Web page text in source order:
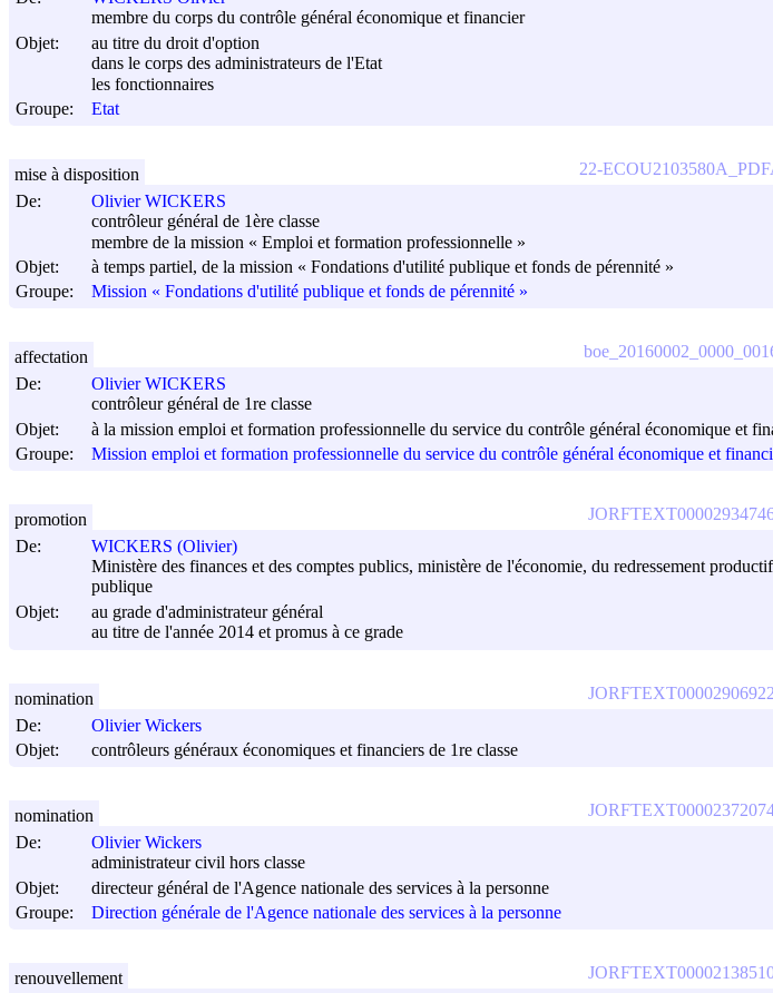
membre du corps du contrôle général économique et financier
Objet:
au titre du droit d'option
dans le corps des administrateurs de l'Etat
les fonctionnaires
Groupe:
Etat
De:
Olivier WICKERS
contrôleur général de 1ère classe
membre de la mission « Emploi et formation professionnelle »
Objet:
à temps partiel, de la mission « Fondations d'utilité publique et fonds de pérennité »
Groupe:
Mission « Fondations d'utilité publique et fonds de pérennité »
22-
mise à disposition
De:
Olivier WICKERS
contrôleur général de 1re classe
Objet:
à la mission emploi et formation professionnelle du service du contrôle général économique et
Groupe:
Mission emploi et formation professionnelle du service du contrôle général économique et
affectation
De:
WICKERS (Olivier)
Ministère des finances et des comptes publics, ministère de l'économie, du redressement
publique
Objet:
au grade d'administrateur général
au titre de l'année 2014 et promus à ce grade
promotion
De:
Olivier Wickers
Objet:
contrôleurs généraux économiques et financiers de 1re classe
nomination
De:
Olivier Wickers
administrateur civil hors classe
Objet:
directeur général de l'Agence nationale des services à la personne
Groupe:
Direction générale de l'Agence nationale des services à la personne
nomination
renouvellement